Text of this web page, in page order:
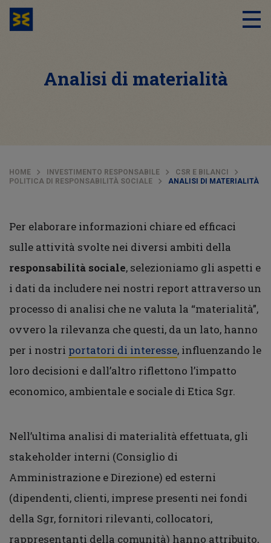
Analisi di materialità
HOME INVESTIMENTO RESPONSABILE
CSR E BILANCI
POLITICA DI RESPONSABILITÀ SOCIALE
ANALISI DI MATERIALITÀ
Per elaborare informazioni chiare ed efficaci
sulle attività svolte nei diversi ambiti della
responsabilità sociale, selezioniamo gli aspetti e
i dati da includere nei nostri report attraverso un
processo di analisi che ne valuta la “materialità”,
ovvero la rilevanza che questi, da un lato, hanno
per i nostri portatori di interesse, influenzando le
loro decisioni e dall’altro riflettono l’impatto
economico, ambientale e sociale di Etica Sgr.
Nell’ultima analisi di materialità effettuata, gli
stakeholder interni (Consiglio di
Amministrazione e Direzione) ed esterni
(dipendenti, clienti, imprese presenti nei fondi
della Sgr, fornitori rilevanti, collocatori,
rappresentanti della comunità) hanno attribuito,